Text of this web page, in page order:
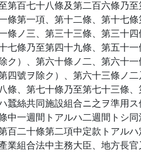
第百七十八條及第二百六條乃
條第一項、第十二條、第十七
條ノ三、第三十三條、第三十
七條乃至第四十九條、第五十
ク）、第六十條ノ二、第六十
四號ヲ除ク）、第六十三條ノ
條、第七十條乃至第七十三條
蠶絲共同施設組合ニ之ヲ準用
中一週間トアルハ二週間トシ
百二十條第二項中定款トアル
業組合法中主務大臣、地方長